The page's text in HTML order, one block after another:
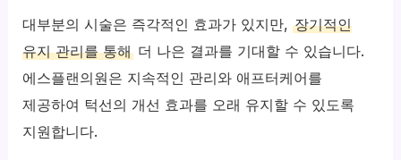
대부분의 시술은 즉각적인 효과가 있지만,장기적인
유지 관리를 통해 더 나은 결과를 기대할 수 있습니다.
에스플랜의원은 지속적인 관리와 애프터케어를
제공하여 턱선의 개선 효과를 오래 유지할 수 있도록
지원합니다.